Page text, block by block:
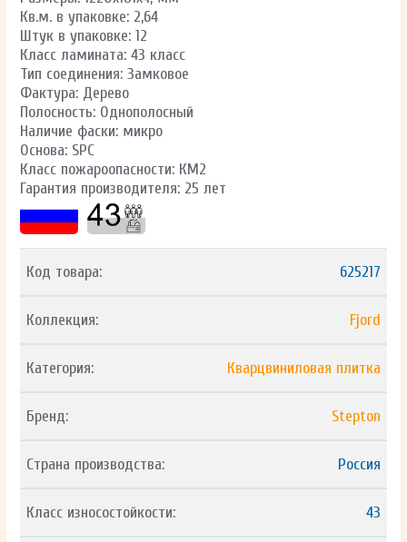
Кв.м. в упаковке: 2,64
Штук в упаковке: 12
Класс ламината: 43 класс
Тип соединения: Замковое
Фактура: Дерево
Полосность: Однополосный
Наличие фаски: микро
Основа: SPC
Класс пожароопасности: КМ2
Гарантия производителя: 25 лет
Код товара: 625217
Коллекция: Fjord
Категория: Кварцвиниловая плитка
Бренд: Stepton
Страна производства: Россия
Класс износостойкости: 43